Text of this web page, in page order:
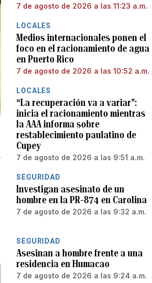
7 de agosto de 2026 a las 11:23 a.m.
LOCALES
Medios internacionales ponen el
foco en el racionamiento de agua
en Puerto Rico
7 de agosto de 2026 a las 10:52 a.m.
LOCALES
“La recuperación va a variar”:
inicia el racionamiento mientras
la AAA informa sobre
restablecimiento paulatino de
Cupey
7 de agosto de 2026 a las 9:51 a.m.
SEGURIDAD
Investigan asesinato de un
hombre en la PR-874 en Carolina
7 de agosto de 2026 a las 9:32 a.m.
SEGURIDAD
Asesinan a hombre frente a una
residencia en Humacao
7 de agosto de 2026 a las 9:24 a.m.